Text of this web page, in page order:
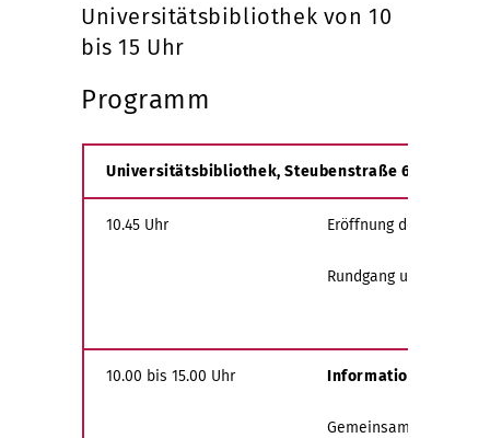
Universitätsbibliothek von 10
bis 15 Uhr
Programm
Universitätsbibliothek, Steubenstraße 6, Foyer EG
10.45 Uhr Eröffnung des
Rundgang und
10.00 bis 15.00 Uhr Informationen zum
Gemeinsamer Info-